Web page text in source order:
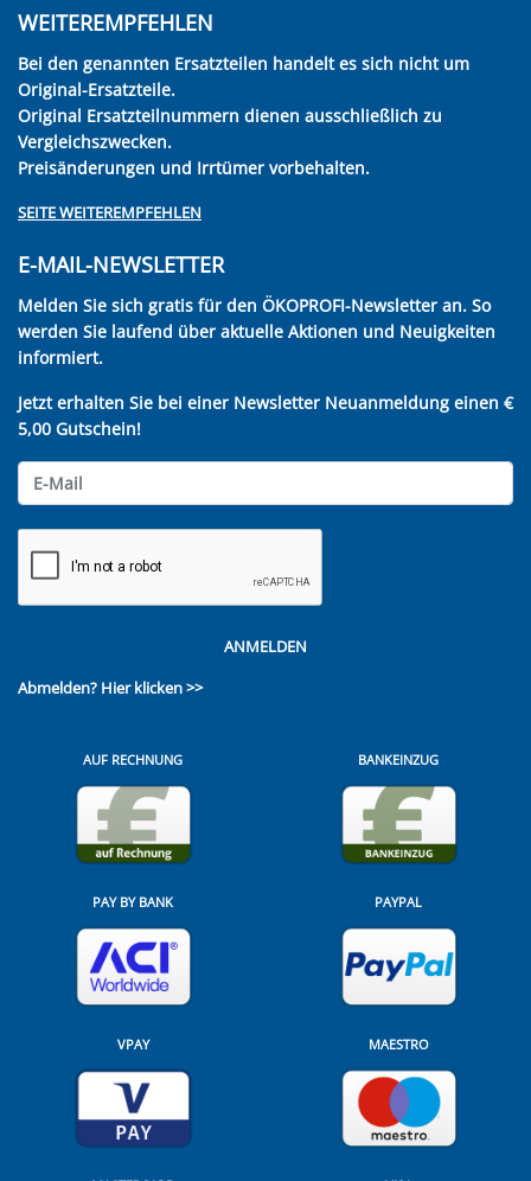
WEITEREMPFEHLEN
Bei den genannten Ersatzteilen handelt es sich nicht um
Original-Ersatzteile.
Original Ersatzteilnummern dienen ausschließlich zu
Vergleichszwecken.
Preisänderungen und Irrtümer vorbehalten.
SEITE WEITEREMPFEHLEN
E-MAIL-NEWSLETTER
Melden Sie sich gratis für den ÖKOPROFI-Newsletter an. So
werden Sie laufend über aktuelle Aktionen und Neuigkeiten
informiert.
Jetzt erhalten Sie bei einer Newsletter Neuanmeldung einen €
5,00 Gutschein!
ANMELDEN
Abmelden? Hier klicken >>
AUF RECHNUNG BANKEINZUG
PAY BY BANK PAYPAL
VPAY MAESTRO